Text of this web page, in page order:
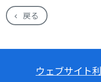
戻る
ウェブサイト